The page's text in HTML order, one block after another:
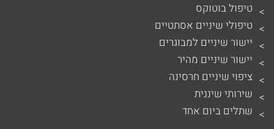
טיפול בוטוקס
טיפולי שיניים אסתטיים
יישור שיניים למבוגרים
יישור שיניים מהיר
ציפוי שיניים חרסינה
שירותי שיננית
שתלים ביום אחד